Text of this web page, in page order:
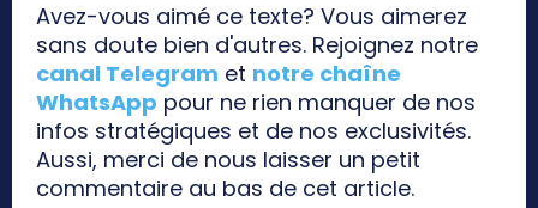
Avez-vous aimé ce texte? Vous aimerez
sans doute bien d'autres. Rejoignez notre
canal Telegram et notre chaîne
WhatsApp pour ne rien manquer de nos
infos stratégiques et de nos exclusivités.
Aussi, merci de nous laisser un petit
commentaire au bas de cet article.